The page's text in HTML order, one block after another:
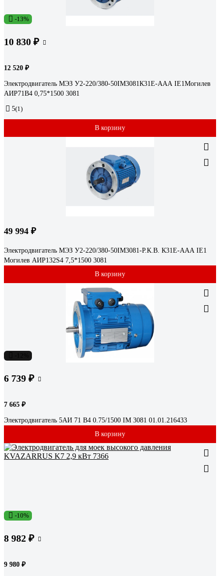
-13%
10 830 ₽
12 520 ₽
Электродвигатель МЭЗ У2-220/380-50IM3081К31Е-ААА IE1Могилев
АИР71В4 0,75*1500 3081
5(1)
В корзину
49 994 ₽
Электродвигатель МЭЗ У2-220/380-50IM3081-Р.К.В. К31Е-ААА IE1
Могилев АИР132S4 7,5*1500 3081
В корзину
6 739 ₽
7 665 ₽
Электродвигатель 5АИ 71 В4 0.75/1500 IM 3081 01.01.216433
В корзину
-10%
8 982 ₽
9 980 ₽